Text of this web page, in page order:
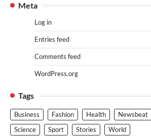
Meta
Log in
Entries feed
Comments feed
WordPress.org
Tags
Business Fashion Health Newsbeat
Science
Sport Stories World